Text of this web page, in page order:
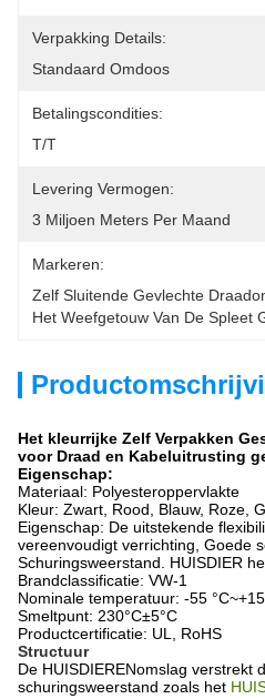
Verpakking Details:
Standaard Omdoos
Betalingscondities:
T/T
Levering Vermogen:
3 Miljoen Meters Per Maand
Markeren:
Zelf Sluitende Gevlechte
Het Weefgetouw Van De Spleet
Het kleurrijke Zelf Verpakken
voor Draad en Kabeluitrusting
Eigenschap:
Materiaal: Polyesteroppervlakte
Kleur: Zwart, Rood, Blauw, Roze,
Eigenschap: De uitstekende
vereenvoudigt verrichting, Goede
Schuringsweerstand. HUISDIER
Brandclassificatie: VW-1
Nominale temperatuur: -55
Smeltpunt: 230°C±5°C
Productcertificatie: UL, RoHS
Structuur
De HUISDIERENomslag verstrekt
schuringsweerstand zoals het